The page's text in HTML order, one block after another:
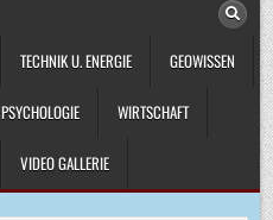
TECHNIK U. ENERGIE GEOWISSEN
PSYCHOLOGIE WIRTSCHAFT
VIDEO GALLERIE